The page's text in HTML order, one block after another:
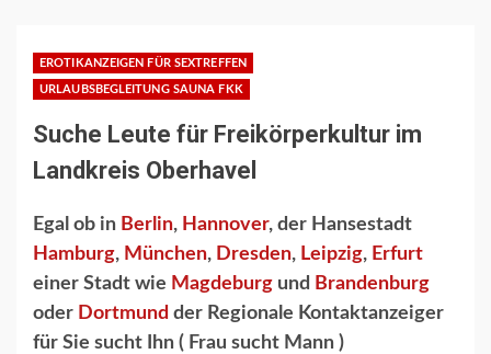
EROTIKANZEIGEN FÜR SEXTREFFEN
URLAUBSBEGLEITUNG SAUNA FKK
Suche Leute für Freikörperkultur im
Landkreis Oberhavel
Egal ob in Berlin, Hannover, der Hansestadt
Hamburg, München, Dresden, Leipzig, Erfurt
einer Stadt wie Magdeburg und Brandenburg
oder Dortmund der Regionale Kontaktanzeiger
für Sie sucht Ihn ( Frau sucht Mann )